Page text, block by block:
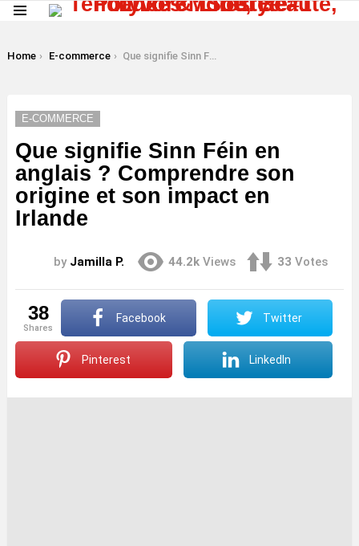
You are here:
Home E-commerce Que signifie Sinn Féin en anglais ? Comprendre son origine et son impact en Irlande
E-COMMERCE
Que signifie Sinn Féin en
anglais ? Comprendre son
origine et son impact en
Irlande
by Jamilla P. 44.2k Views 33 Votes
38
shares
Facebook Twitter
Pinterest LinkedIn